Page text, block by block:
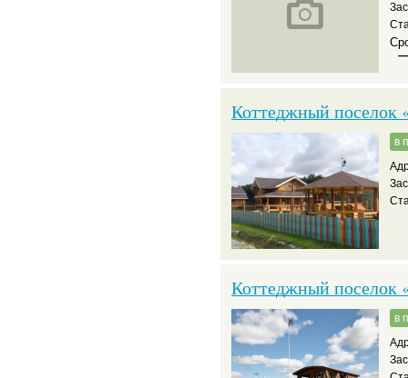
—
Коттеджный поселок
в
Коттеджный поселок
в